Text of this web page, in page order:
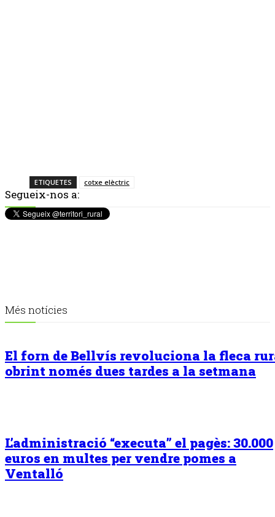
ETIQUETES cotxe elèctric
Segueix-nos a:
Més notícies
El forn de Bellvís revoluciona la fleca
obrint només dues tardes a la setmana
L’administració “executa” el pagès: 30.000
euros en multes per vendre pomes a
Ventalló